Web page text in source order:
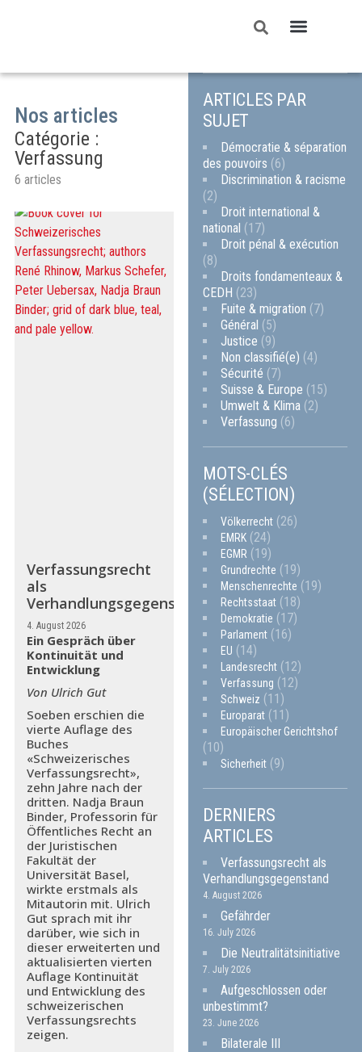
Nos articles
Catégorie :
Verfassung
6 articles
Verfassungsrecht
als
Verhandlungsgegenstand
4. August 2026
Ein Gespräch über
Kontinuität und
Entwicklung
Von Ulrich Gut
Soeben erschien die
vierte Auflage des
Buches
«Schweizerisches
Verfassungsrecht»,
zehn Jahre nach der
dritten. Nadja Braun
Binder, Professorin für
Öffentliches Recht an
der Juristischen
Fakultät der
Universität Basel,
wirkte erstmals als
Mitautorin mit. Ulrich
Gut sprach mit ihr
darüber, wie sich in
dieser erweiterten und
aktualisierten vierten
Auflage Kontinuität
und Entwicklung des
schweizerischen
Verfassungsrechts
zeigen.
ARTICLES PAR
SUJET
Démocratie & séparation
des pouvoirs (6)
Discrimination & racisme
(2)
Droit international &
national (17)
Droit pénal & exécution
(8)
Droits fondamenteaux &
CEDH (23)
Fuite & migration (7)
Général (5)
Justice (9)
Non classifié(e) (4)
Sécurité (7)
Suisse & Europe (15)
Umwelt & Klima (2)
Verfassung (6)
MOTS-CLÉS
(SÉLECTION)
Völkerrecht (26)
EMRK (24)
EGMR (19)
Grundrechte (19)
Menschenrechte (19)
Rechtsstaat (18)
Demokratie (17)
Parlament (16)
EU (14)
Landesrecht (12)
Verfassung (12)
Schweiz (11)
Europarat (11)
Europäischer Gerichtshof
(10)
Sicherheit (9)
DERNIERS
ARTICLES
Verfassungsrecht als
Verhandlungsgegenstand
4. August 2026
Gefährder
16. July 2026
Die Neutralitätsinitiative
7. July 2026
Aufgeschlossen oder
unbestimmt?
23. June 2026
Bilaterale III